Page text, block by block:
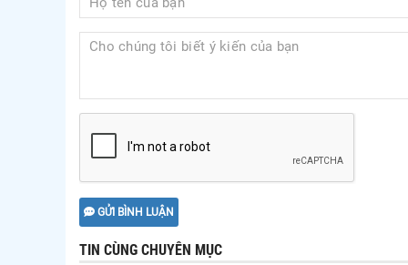
GỬI BÌNH LUẬN
TIN CÙNG CHUYÊN MỤC